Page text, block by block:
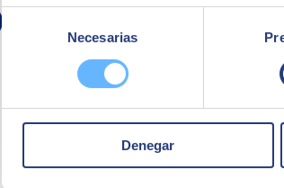
Selección
consentimiento
Necesarias
Denegar